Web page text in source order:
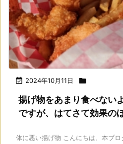
 2024年10月11日 
揚げ物をあまり食べない
ですが、はてさて効果の
体に悪い揚げ物 こんにちは、本ブロ